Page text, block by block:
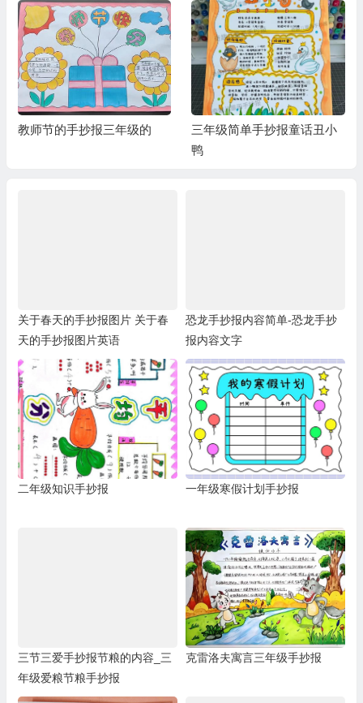
教师节的手抄报三年级的
三年级简单手抄报童话丑小
鸭
关于春天的手抄报图片 关于春
天的手抄报图片英语
恐龙手抄报内容简单-恐龙手抄
报内容文字
二年级知识手抄报 一年级寒假计划手抄报
三节三爱手抄报节粮的内容_三
年级爱粮节粮手抄报
克雷洛夫寓言三年级手抄报